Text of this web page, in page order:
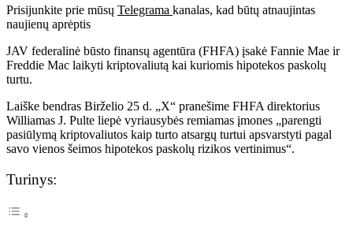
Prisijunkite prie mūsų Telegrama kanalas, kad būtų atnaujintas
naujienų aprėptis
JAV federalinė būsto finansų agentūra (FHFA) įsakė Fannie Mae ir
Freddie Mac laikyti kriptovaliutą kai kuriomis hipotekos paskolų
turtu.
Laiške bendras Birželio 25 d. „X“ pranešime FHFA direktorius
Williamas J. Pulte liepė vyriausybės remiamas įmones „parengti
pasiūlymą kriptovaliutos kaip turto atsargų turtui apsvarstyti pagal
savo vienos šeimos hipotekos paskolų rizikos vertinimus“.
Turinys: